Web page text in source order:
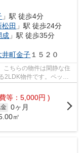
」駅 徒歩4分
松田 」駅 徒歩24分
成 」駅 徒歩35分
井町金子 １５２０
こちらの物件は閑静な住
2LDK物件です。ペット
等：5,000円 )
0ヶ月
㎡